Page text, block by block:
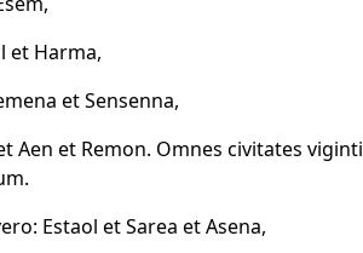
et Harma,
et Sensenna,
Aen et Remon. Omnes civitates viginti
Estaol et Sarea et Asena,